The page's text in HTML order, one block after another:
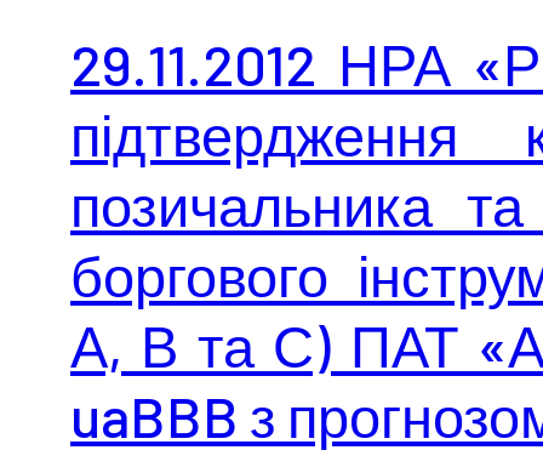
29.11.2012 НРА
підтвердження
позичальника
боргового
А, В та С) ПАТ
uaBBB з